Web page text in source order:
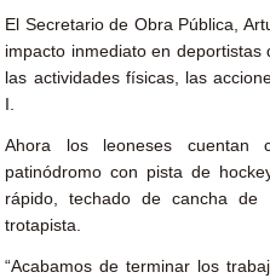
El Secretario de Obra Pública,
impacto inmediato en
las actividades físicas, las
I.
Ahora los leoneses cuentan
patinódromo con pista de
rápido, techado de cancha
trotapista.
“Acabamos de terminar los